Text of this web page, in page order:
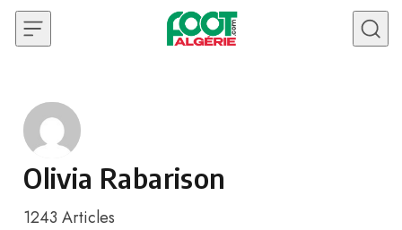
Skip to content
Olivia Rabarison
1243 Articles